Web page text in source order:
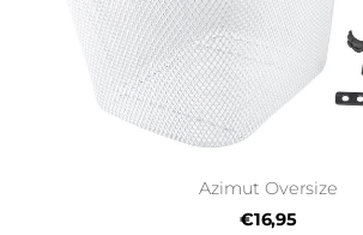
Azimut Oversize
€16,95